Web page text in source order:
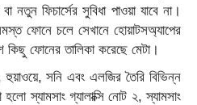
নতুন ফিচার্সের সুবিধা পাওয়া যাবে না।
ফোনে চলে সেখানে হোয়াটসঅ্যাপের
কিছু ফোনের তালিকা করেছে মেটা।
হুয়াওয়ে, সনি এবং এলজির তৈরি বিভিন্ন
স্যামসাং গ্যালাক্সি নোট ২, স্যামসাং